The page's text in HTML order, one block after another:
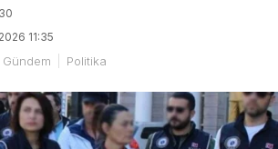
11:35
Gündem Politika